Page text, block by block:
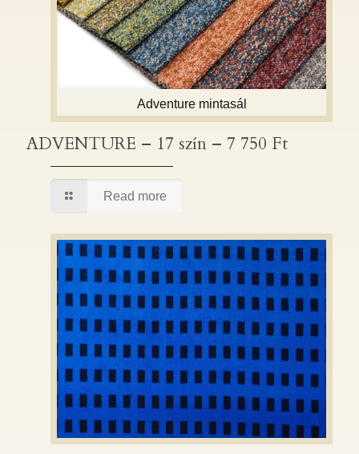
ADVENTURE – 17 szín – 7 750 Ft
Adventure mintasál
ADVENTURE – 17 szín – 7 750 Ft
Read more